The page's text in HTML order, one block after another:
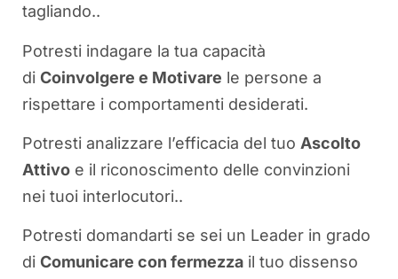
tagliando..
Potresti indagare la tua capacità
di Coinvolgere e Motivare le persone a
rispettare i comportamenti desiderati.
Potresti analizzare l’efficacia del tuo Ascolto
Attivo e il riconoscimento delle convinzioni
nei tuoi interlocutori..
Potresti domandarti se sei un Leader in grado
di Comunicare con fermezza il tuo dissenso